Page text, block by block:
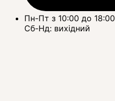
Пн-Пт з 10:00 до 18:00
Сб-Нд: вихідний